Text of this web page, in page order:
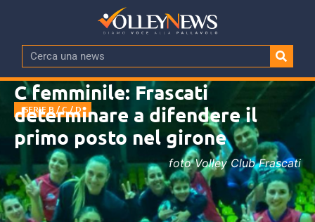
SERIE B / C / D
C femminile: Frascati
determinare a difendere il
primo posto nel girone
foto Volley Club Frascati